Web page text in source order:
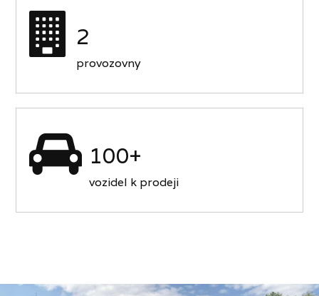
2
provozovny
100+
vozidel k prodeji